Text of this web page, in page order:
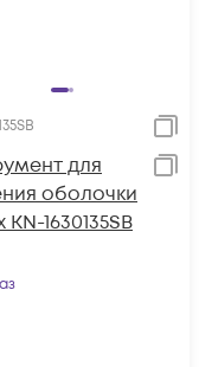
для
оболочки
1630135SB